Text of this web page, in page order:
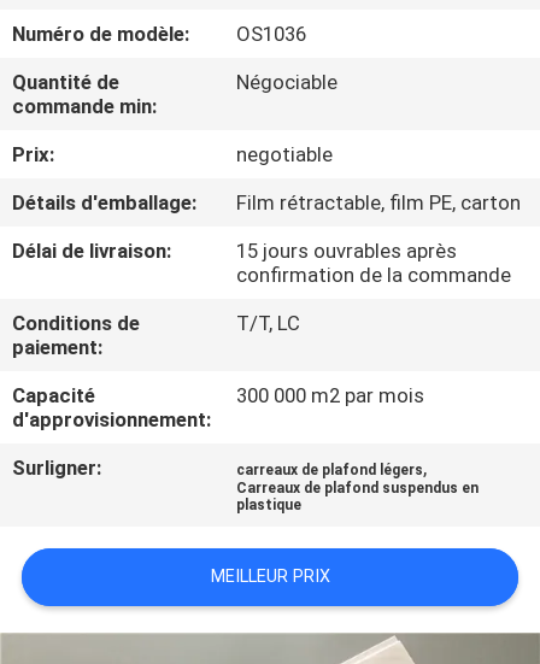
VISITE
CONTRÔLE
DE
CONTACTEZ-
NOUS
DEMANDEZ
CITATION
PLAN
Numéro de modèle:
OS1036
Quantité de
commande min:
Négociable
Prix:
negotiable
Détails d'emballage:
Film rétractable, film PE, carton
Délai de livraison:
15 jours ouvrables après
confirmation de la commande
Conditions de
paiement:
T/T, LC
Capacité
d'approvisionnement:
300 000 m2 par mois
Surligner: carreaux de plafond légers,
Carreaux de plafond suspendus en
plastique
MEILLEUR PRIX